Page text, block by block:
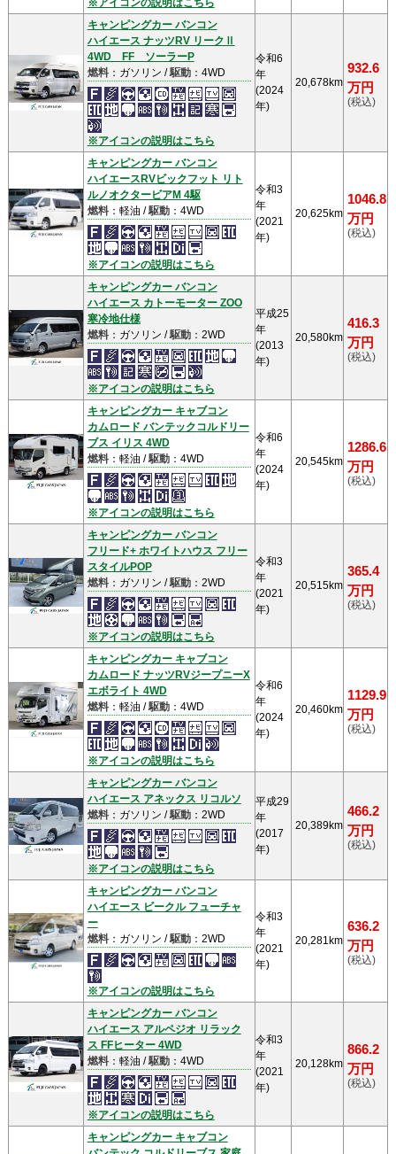
※アイコンの説明はこちら
キャンピングカー バンコン
ハイエース ナッツRV リークⅡ
4WD FF ソーラーP
燃料：ガソリン /駆動：4WD
※アイコンの説明はこちら
令和6
年
(2024
年)
20,678km
932.6
万円
(税込)
キャンピングカー バンコン
ハイエースRVビックフット リト
ルノオクタービアM 4駆
燃料：軽油 /駆動：4WD
※アイコンの説明はこちら
令和3
年
(2021
年)
20,625km
1046.8
万円
(税込)
キャンピングカー バンコン
ハイエース カトーモーター ZOO
寒冷地仕様
燃料：ガソリン /駆動：2WD
※アイコンの説明はこちら
平成25
年
(2013
年)
20,580km
416.3
万円
(税込)
キャンピングカー キャブコン
カムロード バンテックコルドリー
ブス イリス 4WD
燃料：軽油 /駆動：4WD
※アイコンの説明はこちら
令和6
年
(2024
年)
20,545km
1286.6
万円
(税込)
キャンピングカー バンコン
フリード+ ホワイトハウス フリー
スタイルPOP
燃料：ガソリン /駆動：2WD
※アイコンの説明はこちら
令和3
年
(2021
年)
20,515km
365.4
万円
(税込)
キャンピングカー キャブコン
カムロード ナッツRVジープニーX
エボライト 4WD
燃料：軽油 /駆動：4WD
※アイコンの説明はこちら
令和6
年
(2024
年)
20,460km
1129.9
万円
(税込)
キャンピングカー バンコン
ハイエース アネックス リコルソ
燃料：ガソリン /駆動：2WD
※アイコンの説明はこちら
平成29
年
(2017
年)
20,389km
466.2
万円
(税込)
キャンピングカー バンコン
ハイエース ビークル フューチャ
ー
燃料：ガソリン /駆動：2WD
※アイコンの説明はこちら
令和3
年
(2021
年)
20,281km
636.2
万円
(税込)
キャンピングカー バンコン
ハイエース アルペジオ リラック
ス FFヒーター 4WD
燃料：軽油 /駆動：4WD
※アイコンの説明はこちら
令和3
年
(2021
年)
20,128km
866.2
万円
(税込)
キャンピングカー キャブコン